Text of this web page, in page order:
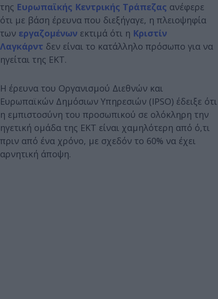
της Ευρωπαϊκής Κεντρικής Τράπεζας ανέφερε
ότι με βάση έρευνα που διεξήγαγε, η πλειοψηφία
των εργαζομένων εκτιμά ότι η Κριστίν
Λαγκάρντ δεν είναι το κατάλληλο πρόσωπο για να
ηγείται της ΕΚΤ.
Η έρευνα του Οργανισμού Διεθνών και
Ευρωπαϊκών Δημόσιων Υπηρεσιών (IPSO) έδειξε ότι
η εμπιστοσύνη του προσωπικού σε ολόκληρη την
ηγετική ομάδα της ΕΚΤ είναι χαμηλότερη από ό,τι
πριν από ένα χρόνο, με σχεδόν το 60% να έχει
αρνητική άποψη.